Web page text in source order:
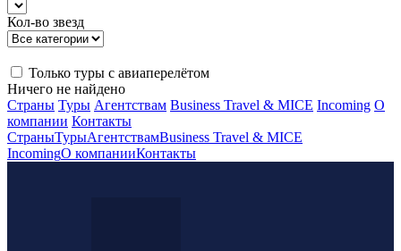
Кол-во звезд
Только туры с авиаперелётом
Ничего не найдено
Страны Туры Агентствам Business Travel & MICE Incoming О
компании Контакты
СтраныТурыАгентствамBusiness Travel & MICE
IncomingО компанииКонтакты